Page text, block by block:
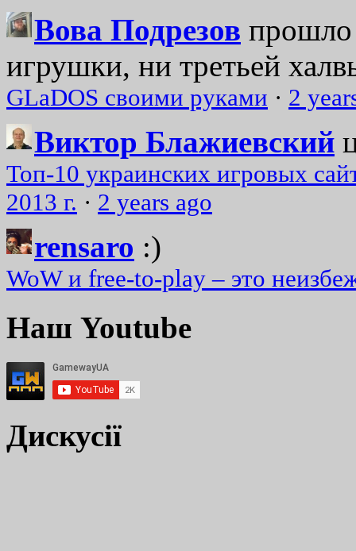
Вова Подрезов прошло
игрушки, ни третьей
GLaDOS своими руками · 2
Виктор Блажиевский
Топ-10 украинских игровых
2013 г. · 2 years ago
rensaro :)
WoW и free-to-play – это
Наш Youtube
Дискусії